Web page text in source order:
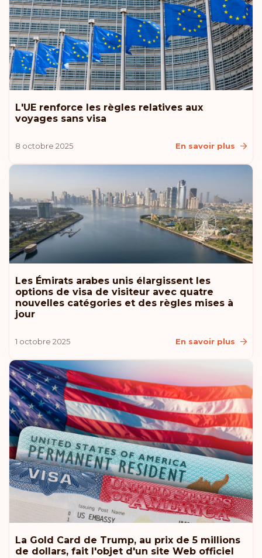
L'UE renforce les règles relatives aux
voyages sans visa
8 octobre 2025 En savoir plus
Les Émirats arabes unis élargissent les
options de visa de visiteur avec quatre
nouvelles catégories et des règles mises à
jour
1 octobre 2025 En savoir plus
La Gold Card de Trump, au prix de 5 millions
de dollars, fait l'objet d'un site Web officiel